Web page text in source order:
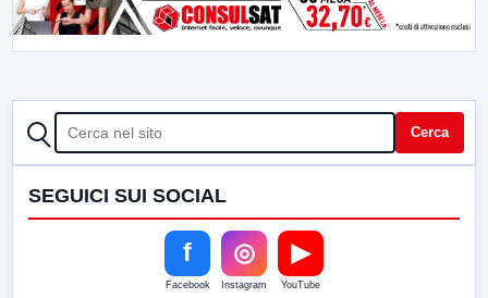
CERCA Cerca
SEGUICI SUI SOCIAL
f
Facebook
◎
Instagram
▶
YouTube